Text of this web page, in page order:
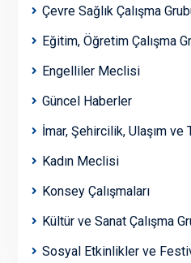
Çevre Sağlık Çalışma
Eğitim, Öğretim Çalışma
Engelliler Meclisi
Güncel Haberler
İmar, Şehircilik, Ulaşım ve
Kadın Meclisi
Konsey Çalışmaları
Kültür ve Sanat Çalışma
Sosyal Etkinlikler ve